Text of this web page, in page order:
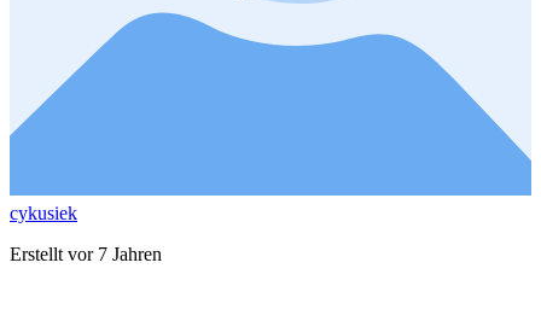
cykusiek
Erstellt vor 7 Jahren